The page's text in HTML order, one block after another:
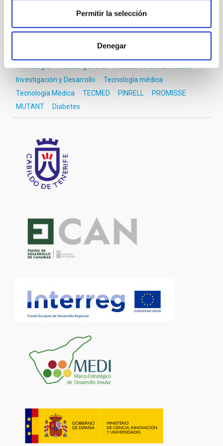
Permitir la selección
Denegar
Tecnología Público general
Medios de comunicación
Investigación y Desarrollo
Tecnología médica
Tecnología Médica
TECMED PINRELL
PROMISSE
MUTANT
Diabetes